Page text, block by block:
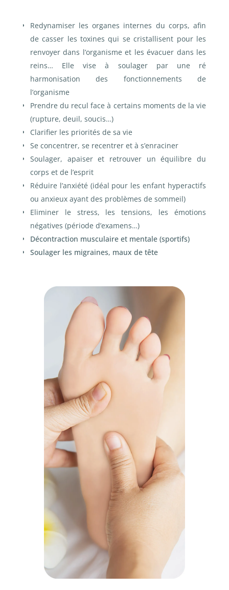
Redynamiser les organes internes du corps, afin
de casser les toxines qui se cristallisent pour les
renvoyer dans l’organisme et les évacuer dans les
reins… Elle vise à soulager par une ré
harmonisation des fonctionnements de
l’organisme
Prendre du recul face à certains moments de la vie
(rupture, deuil, soucis…)
Clarifier les priorités de sa vie
Se concentrer, se recentrer et à s’enraciner
Soulager, apaiser et retrouver un équilibre du
corps et de l’esprit
Réduire l’anxiété (idéal pour les enfant hyperactifs
ou anxieux ayant des problèmes de sommeil)
Eliminer le stress, les tensions, les émotions
négatives (période d’examens…)
Décontraction musculaire et mentale (sportifs)
Soulager les migraines, maux de tête